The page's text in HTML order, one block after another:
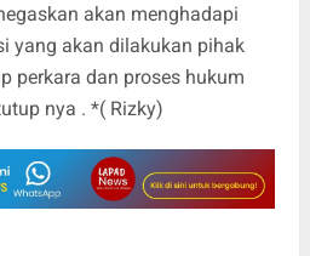
akan menghadapi
yang akan dilakukan pihak
perkara dan proses hukum
nya . *( Rizky)